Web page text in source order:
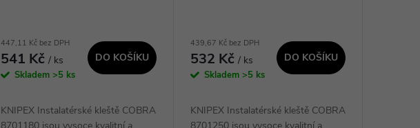
447,11 Kč bez DPH
541 Kč/ ks
Skladem>5 ks
DO KOŠÍKU
KNIPEX Instalatérské kleště COBRA
439,67 Kč bez DPH
532 Kč / ks
Skladem >5 ks
DO KOŠÍKU
KNIPEX Instalatérské kleště COBRA